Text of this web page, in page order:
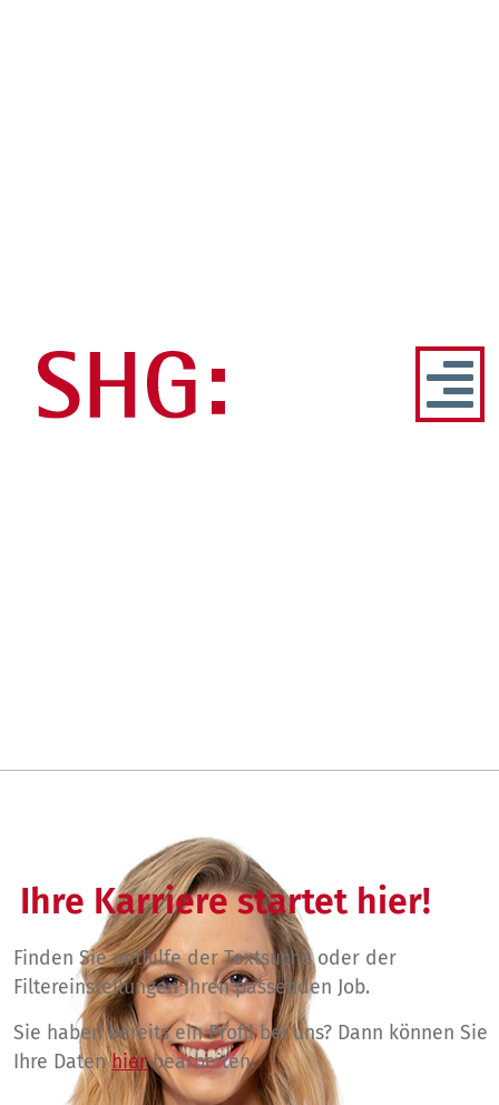
Ihre Karriere startet hier!
Finden Sie mithilfe der Textsuche oder der
Filtereinstellungen Ihren passenden Job.
Sie haben bereits ein Profil bei uns? Dann können Sie
Ihre Datenhierbearbeiten.